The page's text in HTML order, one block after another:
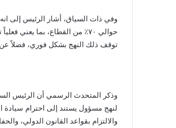
وفي ذات السياق، أشار الرئيس إلى
توقف ذلك النهج بشكل فوري، فضلاً
وذكر المتحدث الرسمي أن الرئيس
لنهج مسؤول يستند إلى احترام سيادة
والالتزام بقواعد القانون الدولي،